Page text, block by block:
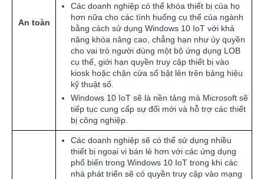
An toàn
Các doanh nghiệp có thể khóa thiết bị của họ
hơn nữa cho các tình huống cụ thể của ngành
bằng cách sử dụng Windows 10 IoT với khả
năng khóa nâng cao, chẳng hạn như ủy quyền
cho vai trò người dùng một bộ ứng dụng LOB
cụ thể, giới hạn quyền truy cập thiết bị vào
kiosk hoặc chặn cửa sổ bật lên trên bảng hiệu
kỹ thuật số.
Windows 10 IoT sẽ là nền tảng mà Microsoft sẽ
tiếp tục cung cấp sự đổi mới và hỗ trợ các thiết
bị công nghiệp.
Các doanh nghiệp sẽ có thể sử dụng nhiều
thiết bị ngoại vi bán lẻ hơn với các ứng dụng
phổ biến trong Windows 10 IoT trong khi các
nhà phát triển sẽ có quyền truy cập vào mạng